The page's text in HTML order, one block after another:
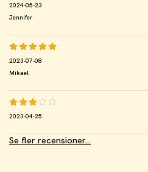
2024-05-23
Jennifer
2023-07-08
Mikael
2023-04-25
Se fler recensioner...